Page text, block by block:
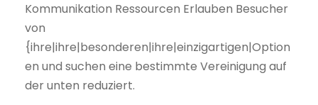
Kommunikation Ressourcen Erlauben Besucher
von
{ihre|ihre|besonderen|ihre|einzigartigen|Option
en und suchen eine bestimmte Vereinigung auf
der unten reduziert.